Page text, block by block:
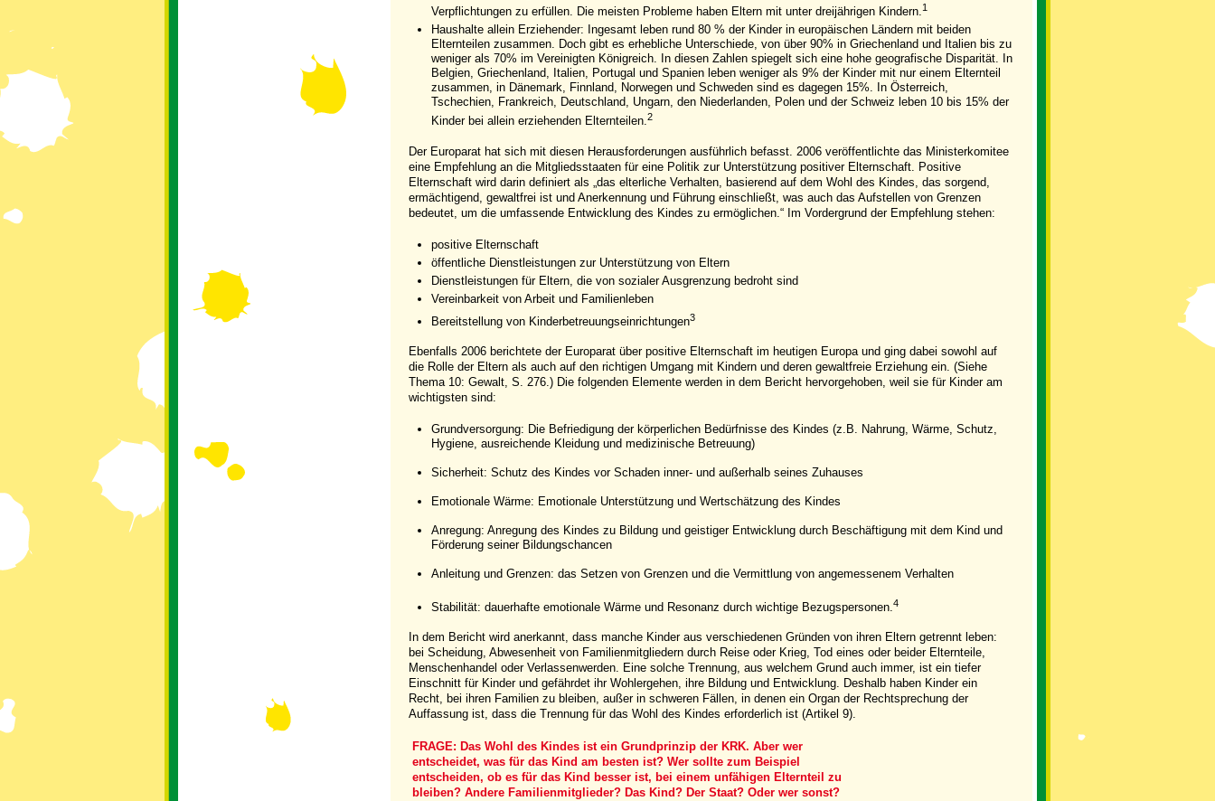
Verpflichtungen zu erfüllen. Die meisten Probleme haben Eltern mit unter dreijährigen Kindern.1
Haushalte allein Erziehender: Ingesamt leben rund 80 % der Kinder in europäischen Ländern mit beiden
Elternteilen zusammen. Doch gibt es erhebliche Unterschiede, von über 90% in Griechenland und Italien bis zu
weniger als 70% im Vereinigten Königreich. In diesen Zahlen spiegelt sich eine hohe geografische Disparität. In
Belgien, Griechenland, Italien, Portugal und Spanien leben weniger als 9% der Kinder mit nur einem Elternteil
zusammen, in Dänemark, Finnland, Norwegen und Schweden sind es dagegen 15%. In Österreich,
Tschechien, Frankreich, Deutschland, Ungarn, den Niederlanden, Polen und der Schweiz leben 10 bis 15% der
Kinder bei allein erziehenden Elternteilen.2
Der Europarat hat sich mit diesen Herausforderungen ausführlich befasst. 2006 veröffentlichte das Ministerkomitee
eine Empfehlung an die Mitgliedsstaaten für eine Politik zur Unterstützung positiver Elternschaft. Positive
Elternschaft wird darin definiert als „das elterliche Verhalten, basierend auf dem Wohl des Kindes, das sorgend,
ermächtigend, gewaltfrei ist und Anerkennung und Führung einschließt, was auch das Aufstellen von Grenzen
bedeutet, um die umfassende Entwicklung des Kindes zu ermöglichen.“ Im Vordergrund der Empfehlung stehen:
positive Elternschaft
öffentliche Dienstleistungen zur Unterstützung von Eltern
Dienstleistungen für Eltern, die von sozialer Ausgrenzung bedroht sind
Vereinbarkeit von Arbeit und Familienleben
Bereitstellung von Kinderbetreuungseinrichtungen3
Ebenfalls 2006 berichtete der Europarat über positive Elternschaft im heutigen Europa und ging dabei sowohl auf
die Rolle der Eltern als auch auf den richtigen Umgang mit Kindern und deren gewaltfreie Erziehung ein. (Siehe
Thema 10: Gewalt, S. 276.) Die folgenden Elemente werden in dem Bericht hervorgehoben, weil sie für Kinder am
wichtigsten sind:
Grundversorgung: Die Befriedigung der körperlichen Bedürfnisse des Kindes (z.B. Nahrung, Wärme, Schutz,
Hygiene, ausreichende Kleidung und medizinische Betreuung)
Sicherheit: Schutz des Kindes vor Schaden inner- und außerhalb seines Zuhauses
Emotionale Wärme: Emotionale Unterstützung und Wertschätzung des Kindes
Anregung: Anregung des Kindes zu Bildung und geistiger Entwicklung durch Beschäftigung mit dem Kind und
Förderung seiner Bildungschancen
Anleitung und Grenzen: das Setzen von Grenzen und die Vermittlung von angemessenem Verhalten
Stabilität: dauerhafte emotionale Wärme und Resonanz durch wichtige Bezugspersonen.4
In dem Bericht wird anerkannt, dass manche Kinder aus verschiedenen Gründen von ihren Eltern getrennt leben:
bei Scheidung, Abwesenheit von Familienmitgliedern durch Reise oder Krieg, Tod eines oder beider Elternteile,
Menschenhandel oder Verlassenwerden. Eine solche Trennung, aus welchem Grund auch immer, ist ein tiefer
Einschnitt für Kinder und gefährdet ihr Wohlergehen, ihre Bildung und Entwicklung. Deshalb haben Kinder ein
Recht, bei ihren Familien zu bleiben, außer in schweren Fällen, in denen ein Organ der Rechtsprechung der
Auffassung ist, dass die Trennung für das Wohl des Kindes erforderlich ist (Artikel 9).
FRAGE: Das Wohl des Kindes ist ein Grundprinzip der KRK. Aber wer
entscheidet, was für das Kind am besten ist? Wer sollte zum Beispiel
entscheiden, ob es für das Kind besser ist, bei einem unfähigen Elternteil zu
bleiben? Andere Familienmitglieder? Das Kind? Der Staat? Oder wer sonst?